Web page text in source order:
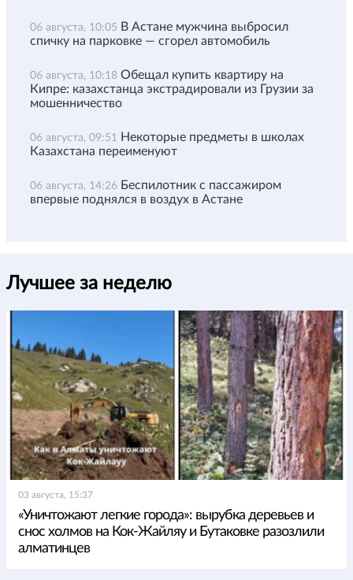
06 августа, 10:05 В Астане мужчина выбросил
спичку на парковке — сгорел автомобиль
06 августа, 10:18 Обещал купить квартиру на
Кипре: казахстанца экстрадировали из Грузии за
мошенничество
06 августа, 09:51 Некоторые предметы в школах
Казахстана переименуют
06 августа, 14:26 Беспилотник с пассажиром
впервые поднялся в воздух в Астане
Лучшее за неделю
03 августа, 15:37
«Уничтожают легкие города»: вырубка деревьев и
снос холмов на Кок-Жайляу и Бутаковке разозлили
алматинцев